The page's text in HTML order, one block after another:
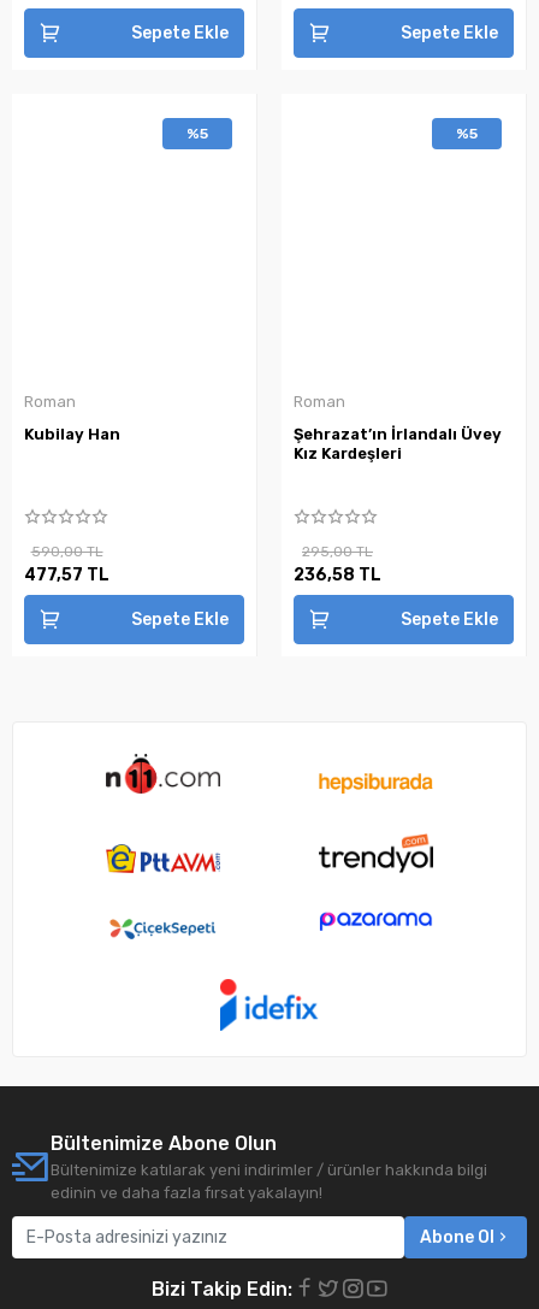
Sepete Ekle Sepete Ekle
%5
Roman
Kubilay Han
590,00 TL
477,57 TL
Sepete Ekle
%5
Roman
Şehrazat’ın İrlandalı Üvey
Kız Kardeşleri
295,00 TL
236,58 TL
Sepete Ekle
Bültenimize Abone Olun
Bültenimize katılarak yeni indirimler / ürünler hakkında bilgi
edinin ve daha fazla fırsat yakalayın!
Abone Ol
Bizi Takip Edin: